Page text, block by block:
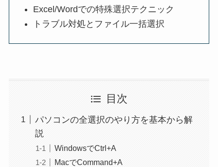
Excel/Wordでの特殊選択テクニック
トラブル対処とファイル一括選択
目次
パソコンの全選択のやり方を基本から解
説
WindowsでCtrl+A
MacでCommand+A